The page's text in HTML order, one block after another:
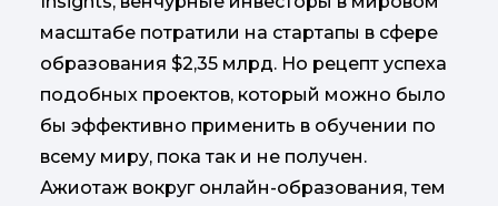
масштабе потратили на стартапы в сфере
образования $2,35 млрд. Но рецепт успеха
подобных проектов, который можно было
бы эффективно применить в обучении по
всему миру, пока так и не получен.
Ажиотаж вокруг онлайн-образования, тем